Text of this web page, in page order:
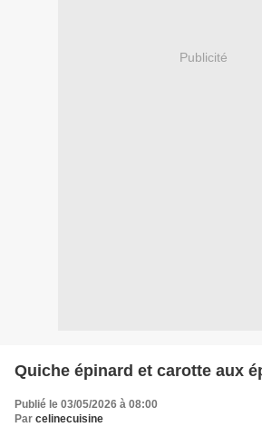
Publicité
Quiche épinard et carotte aux
Publié le 03/05/2026 à 08:00
Par celinecuisine